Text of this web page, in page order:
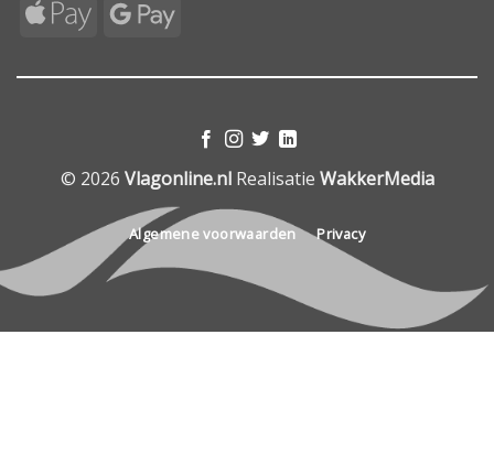
Apple
Google
© 2026 Vlagonline.nlRealisatie WakkerMedia
Algemene voorwaarden Privacy